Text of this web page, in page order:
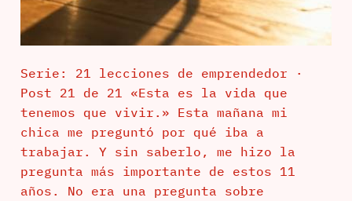
Serie: 21 lecciones de emprendedor ·
Post 21 de 21 «Esta es la vida que
tenemos que vivir.» Esta mañana mi
chica me preguntó por qué iba a
trabajar. Y sin saberlo, me hizo la
pregunta más importante de estos 11
años. No era una pregunta sobre